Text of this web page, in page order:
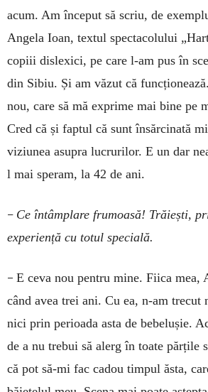
acum. Am început să scriu, de
Angela Ioan, textul spectacolului
copiii dislexici, pe care l-am pus în
din Sibiu. Și am văzut că
nou, care să mă exprime mai bine pe
Cred că și faptul că sunt însărcinată
viziunea asupra lucrurilor. E un dar
l mai speram, la 42 de ani.
– Ce întâmplare frumoasă! Trăiești,
experiență cu totul specială.
– E ceva nou pentru mine. Fiica mea,
când avea trei ani. Cu ea, n-am trecut
nici prin perioada asta de bebelușie.
de a nu trebui să alerg în toate părțile
că pot să-mi fac cadou timpul ăsta,